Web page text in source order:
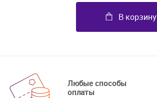
В корзину
Любые способы
оплаты